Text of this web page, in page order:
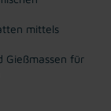
mittels
Gießmassen für